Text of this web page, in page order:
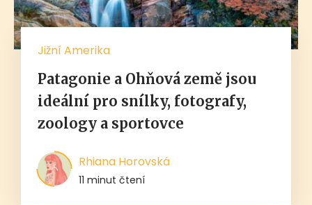
Jižní Amerika
Patagonie a Ohňová země jsou
ideální pro snílky, fotografy,
zoology a sportovce
Rhiana Horovská
11 minut čtení